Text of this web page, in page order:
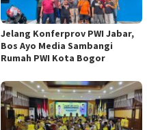
Jelang Konferprov PWI Jabar,
Bos Ayo Media Sambangi
Rumah PWI Kota Bogor